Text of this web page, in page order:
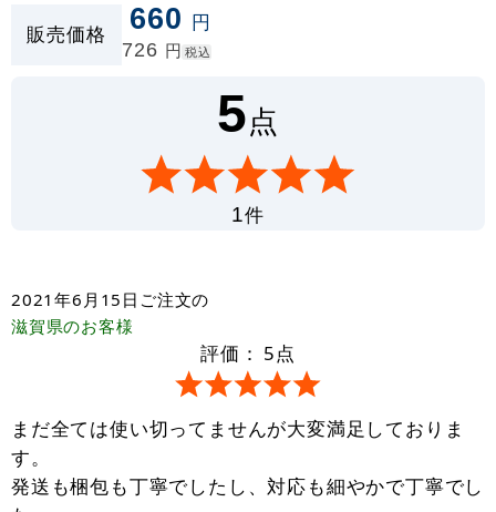
販売価格 660 円
726 円 税込
5点
1件
2021年6月15日 ご注文の
滋賀県のお客様
評価： 5点
まだ全ては使い切ってませんが大変満足しておりま
す。
発送も梱包も丁寧でしたし、対応も細やかで丁寧でし